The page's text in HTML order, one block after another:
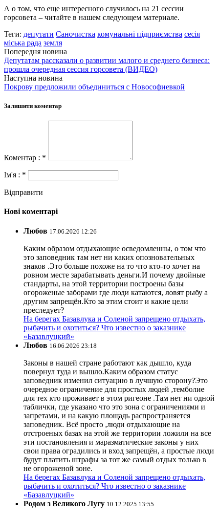
А о том, что еще интересного случилось на 21 сессии
горсовета – читайте в нашем следующем материале.
Теги: депутати Саночистка комунальні підприємства сесія
міська рада земля
Попередня новина
Депутатам рассказали о развитии малого и среднего бизнеса:
прошла очередная сессия горсовета (ВИДЕО)
Наступна новина
Покрову предложили объединиться с Новософиевкой
Залишити коментар
Коментар : *
Ім'я : *
Відправити
Нові коментарі
Любов 17.06.2026 12:26
Каким образом отдыхающие осведомленны, о том что
это заповедник там нет ни каких опозновательных
знаков .Это больше похоже на то что кто-то хочет на
ровном месте зарабатывать деньги.И почему двойные
стандарты, на этой территории построены базы
огороженые заборами где люди катаются, ловят рыбу а
другим запрещён.Кто за этим стоит и какие цели
преследует?
На берегах Базавлука и Соленой запрещено отдыхать,
рыбачить и охотиться? Что известно о заказнике
«Базавлуцкий»
Любов 16.06.2026 23:18
Законы в нашей стране работают как дышло, куда
повернул туда и вышло.Каким образом статус
заповедник изменил ситуацию в лучшую сторону?Это
очередное ограничение для простых людей ,темболие
для тех кто проживает в этом ригеоне .Там нет ни одной
таблички, где указано что это зона с ограничениями и
запретами, и на какую площадь распространяется
заповедник. Всё просто ,люди отдыхающие на
отстроеных базах на этой же территории ложили на все
эти постановления и маразматические законы у них
свои права оградились и вход запрещён, а простые люди
будут платить штрафы за тот же самый отдых только в
не огороженой зоне.
На берегах Базавлука и Соленой запрещено отдыхать,
рыбачить и охотиться? Что известно о заказнике
«Базавлуцкий»
Родом з Великого Лугу 10.12.2025 13:55